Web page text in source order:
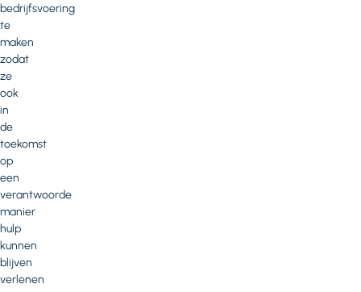
bedrijfsvoering
te
maken
zodat
ze
ook
in
de
toekomst
op
een
verantwoorde
manier
hulp
kunnen
blijven
verlenen